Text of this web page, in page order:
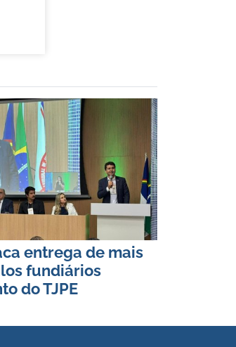
entrega de mais
fundiários
do TJPE